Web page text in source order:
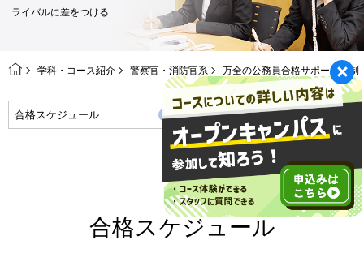
ライバルに差をつける
学科・コース紹介 警察官・消防官系 万全の公務員合格サポート体制
合格スケジュール 官公庁説明会
合格スケジュール